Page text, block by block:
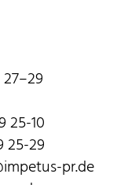
25-10
25-29
pr.de